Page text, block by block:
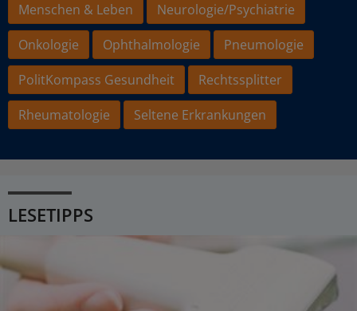
Menschen & Leben
Neurologie/Psychiatrie
Onkologie
Ophthalmologie
Pneumologie
PolitKompass Gesundheit
Rechtssplitter
Rheumatologie
Seltene Erkrankungen
LESETIPPS